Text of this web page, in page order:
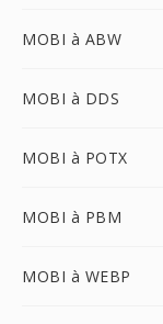
MOBI à ABW
MOBI à DDS
MOBI à POTX
MOBI à PBM
MOBI à WEBP